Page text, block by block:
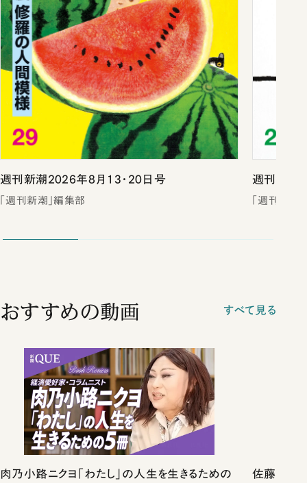
週刊新潮2026年8月13・20日号
「週刊新潮」編集部
週刊新潮
「週刊新潮
おすすめの動画 すべて見る
肉乃小路ニクヨ「わたし」の人生を生きるための
佐藤優vs